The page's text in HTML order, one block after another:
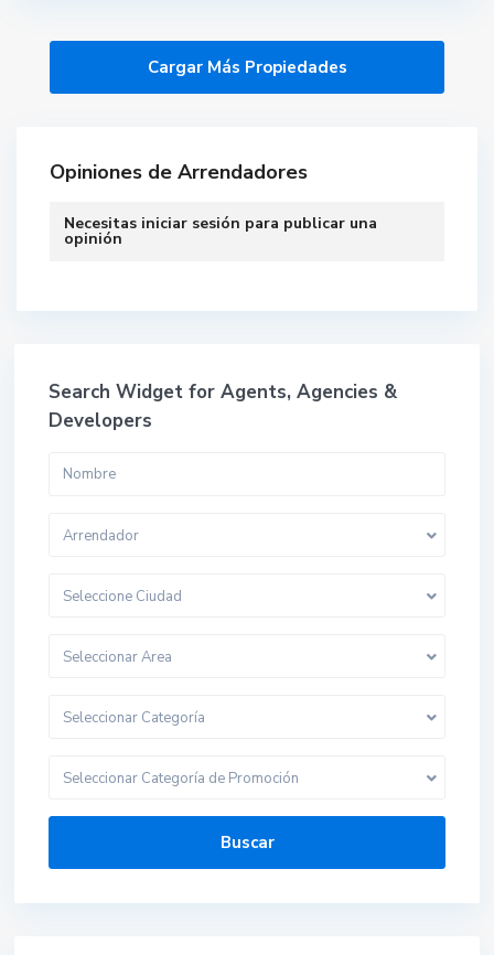
Opiniones de Arrendadores
Necesitas iniciar sesión para publicar una
opinión
Search Widget for Agents, Agencies &
Developers
Arrendador
Seleccione Ciudad
Seleccionar Area
Seleccionar Categoría
Seleccionar Categoría de Promoción
Buscar